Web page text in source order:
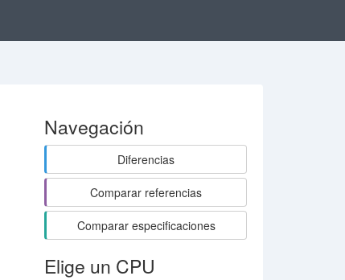
Navegación
Diferencias
Comparar referencias
Comparar especificaciones
Elige un CPU